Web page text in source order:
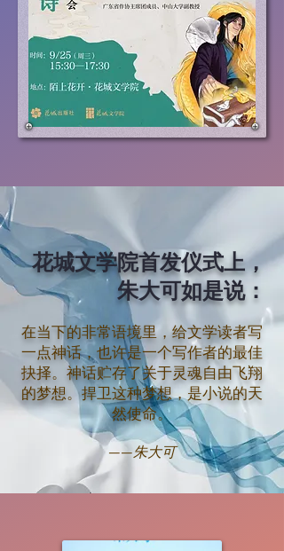
花城文学院首发仪式上，
朱大可如是说：
在当下的非常语境里，给文学读者写
一点神话，也许是一个写作者的最佳
抉择。神话贮存了关于灵魂自由飞翔
的梦想。捍卫这种梦想，是小说的天
然使命。
——朱大可